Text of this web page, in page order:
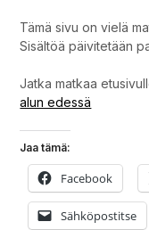
Tämä sivu on vielä
Sisältöä päivitetään
Jatka matkaa
alun edessä
Jaa tämä:
Facebook
Sähköpostitse